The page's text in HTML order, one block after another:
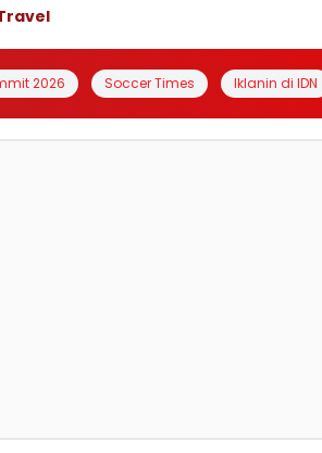
2026 Soccer Times Iklanin di IDN